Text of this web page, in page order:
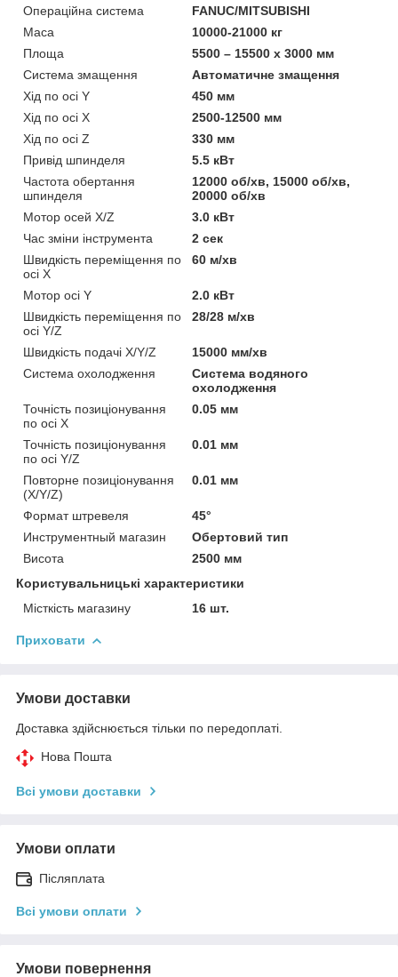
Операційна система
FANUC/MITSUBISHI
Маса
10000-21000 кг
Площа
5500 – 15500 х 3000 мм
Система змащення
Автоматичне змащення
Хід по осі Y
450 мм
Хід по осі Х
2500-12500 мм
Хід по осі Z
330 мм
Привід шпинделя
5.5 кВт
Частота обертання
шпинделя
12000 об/хв, 15000 об/хв,
20000 об/хв
Мотор осей X/Z
3.0 кВт
Час зміни інструмента
2 сек
Швидкість переміщення по
осі Х
60 м/хв
Мотор осі Y
2.0 кВт
Швидкість переміщення по
осі Y/Z
28/28 м/хв
Швидкість подачі X/Y/Z
15000 мм/хв
Система охолодження
Система водяного
охолодження
Точність позиціонування
по осі Х
0.05 мм
Точність позиціонування
по осі Y/Z
0.01 мм
Повторне позиціонування
(X/Y/Z)
0.01 мм
Формат штревеля
45°
Инструментный магазин
Обертовий тип
Висота
2500 мм
Користувальницькі характеристики
Місткість магазину
16 шт.
Приховати
Умови доставки
Доставка здійснюється тільки по передоплаті.
Нова Пошта
Всі умови доставки
Умови оплати
Післяплата
Всі умови оплати
Умови повернення